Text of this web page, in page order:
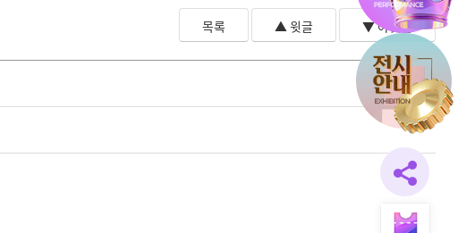
목록 ▲ 윗글 ▼ 아랫글